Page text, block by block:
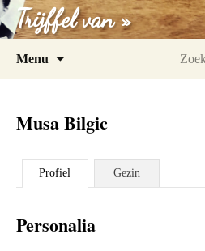
Trijffel van »
Menu
Musa Bilgic
Profiel Gezin
Personalia